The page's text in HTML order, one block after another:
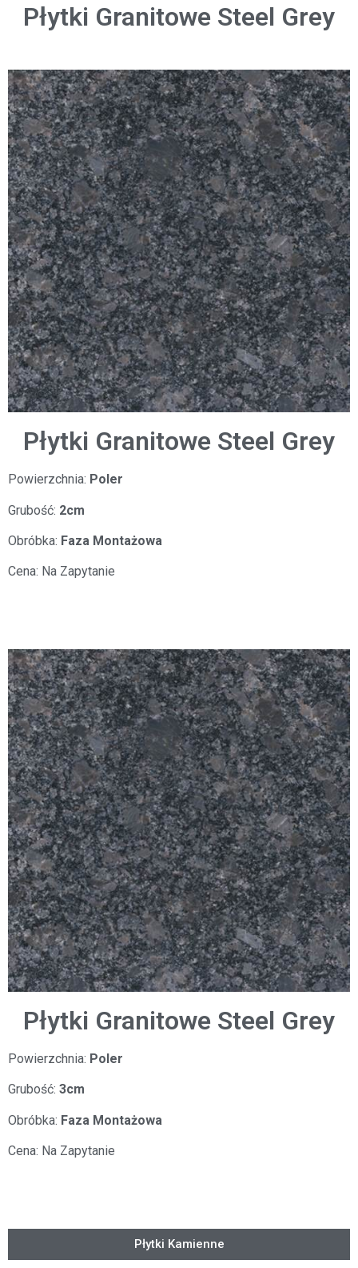
Płytki Granitowe Steel Grey
Płytki Granitowe Steel Grey
Powierzchnia: Poler
Grubość: 2cm
Obróbka: Faza Montażowa
Cena: Na Zapytanie
Płytki Granitowe Steel Grey
Powierzchnia: Poler
Grubość: 3cm
Obróbka: Faza Montażowa
Cena: Na Zapytanie
Płytki Kamienne